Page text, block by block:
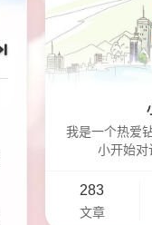
我是一个热爱
小开始对
283
文章